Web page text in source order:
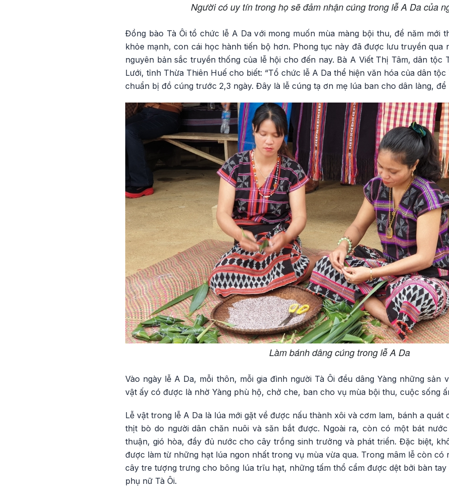
Người có uy tín trong họ sẽ đảm nhận cúng trong lễ A Da của
Đồng bào Tà Ôi tổ chức lễ A Da với mong muốn mùa màng bội thu, để năm mới
khỏe mạnh, con cái học hành tiến bộ hơn. Phong tục này đã được lưu truyền qua
nguyên bản sắc truyền thống của lễ hội cho đến nay. Bà A Viết Thị Tâm, dân tộc
Lưới, tỉnh Thừa Thiên Huế cho biết: “Tổ chức lễ A Da thể hiện văn hóa của dân
chuẩn bị đồ cúng trước 2,3 ngày. Đây là lễ cúng tạ ơn mẹ lúa ban cho dân làng, để
Làm bánh dâng cúng trong lễ A Da
Vào ngày lễ A Da, mỗi thôn, mỗi gia đình người Tà Ôi đều dâng Yàng những sản
vật ấy có được là nhờ Yàng phù hộ, chở che, ban cho vụ mùa bội thu, cuộc sống
Lễ vật trong lễ A Da là lúa mới gặt về được nấu thành xôi và cơm lam, bánh a quát
thịt bò do người dân chăn nuôi và săn bắt được. Ngoài ra, còn có một bát
thuận, gió hòa, đầy đủ nước cho cây trồng sinh trưởng và phát triển. Đặc biệt,
được làm từ những hạt lúa ngon nhất trong vụ mùa vừa qua. Trong mâm lễ còn
cây tre tượng trưng cho bông lúa trĩu hạt, những tấm thổ cẩm được dệt bởi bàn
phụ nữ Tà Ôi.